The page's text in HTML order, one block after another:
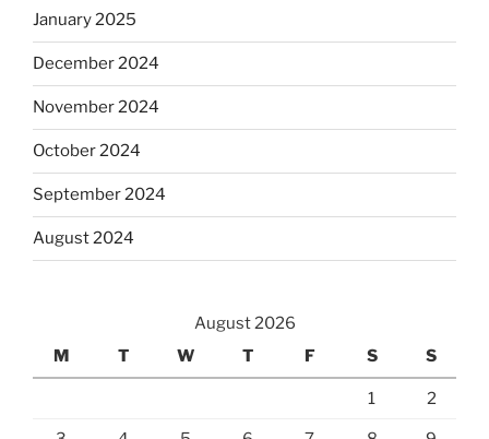
January 2025
December 2024
November 2024
October 2024
September 2024
August 2024
August 2026
M
T W T F S S
1 2